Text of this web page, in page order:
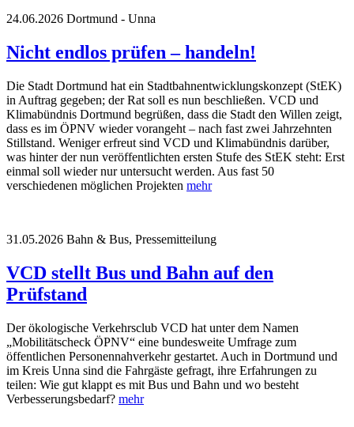
24.06.2026 Dortmund - Unna
Nicht endlos prüfen – handeln!
Die Stadt Dortmund hat ein Stadtbahnentwicklungskonzept (StEK)
in Auftrag gegeben; der Rat soll es nun beschließen. VCD und
Klimabündnis Dortmund begrüßen, dass die Stadt den Willen zeigt,
dass es im ÖPNV wieder vorangeht – nach fast zwei Jahrzehnten
Stillstand. Weniger erfreut sind VCD und Klimabündnis darüber,
was hinter der nun veröffentlichten ersten Stufe des StEK steht: Erst
einmal soll wieder nur untersucht werden. Aus fast 50
verschiedenen möglichen Projekten mehr
31.05.2026 Bahn & Bus, Pressemitteilung
VCD stellt Bus und Bahn auf den
Prüfstand
Der ökologische Verkehrsclub VCD hat unter dem Namen
„Mobilitätscheck ÖPNV“ eine bundesweite Umfrage zum
öffentlichen Personennahverkehr gestartet. Auch in Dortmund und
im Kreis Unna sind die Fahrgäste gefragt, ihre Erfahrungen zu
teilen: Wie gut klappt es mit Bus und Bahn und wo besteht
Verbesserungsbedarf? mehr